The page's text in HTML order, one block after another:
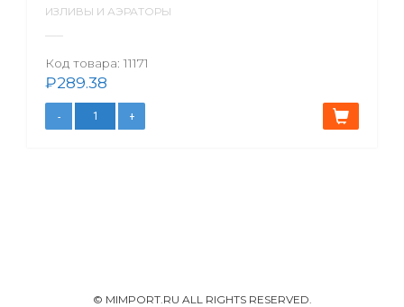
ИЗЛИВЫ И АЭРАТОРЫ
Код товара: 11171
₽289.38
© MIMPORT.RU ALL RIGHTS RESERVED.